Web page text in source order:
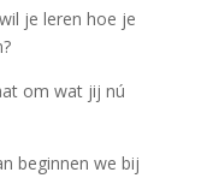
je leren hoe je
om wat jij nú
beginnen we bij